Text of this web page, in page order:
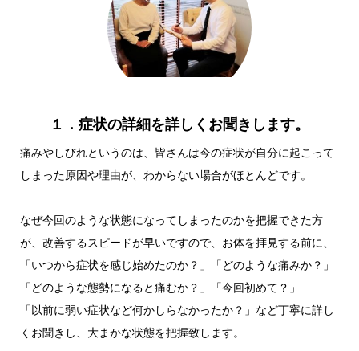
１．症状の詳細を詳しくお聞きします。
痛みやしびれというのは、皆さんは今の症状が自分に起こって
しまった原因や理由が、わからない場合がほとんどです。
なぜ今回のような状態になってしまったのかを把握できた方
が、改善するスピードが早いですので、お体を拝見する前に、
「いつから症状を感じ始めたのか？」「どのような痛みか？」
「どのような態勢になると痛むか？」「今回初めて？」
「以前に弱い症状など何かしらなかったか？」など丁寧に詳し
くお聞きし、大まかな状態を把握致します。